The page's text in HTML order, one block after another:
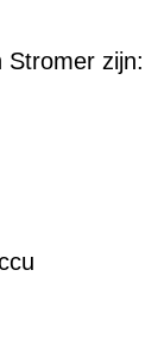
Stromer zijn: